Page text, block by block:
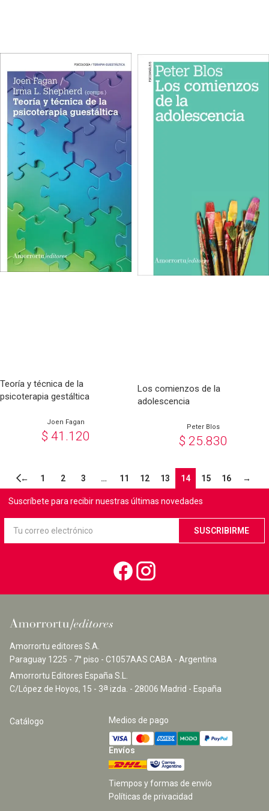
Teoría y técnica de la
psicoterapia gestáltica
Joen Fagan
$ 41.120
Los comienzos de la
adolescencia
Peter Blos
$ 25.830
← 1 2 3 … 11 12 13 14 15 16 →
Suscríbete para recibir nuestras últimas novedades
Amorrortu editores S.A.
Paraguay 1225 - 7° piso - C1057AAS CABA - Argentina
Amorrortu Editores España S.L.
C/López de Hoyos, 15 - 3a izda. - 28006 Madrid - España
Catálogo Medios de pago
Envíos
Tiempos y formas de envío
Políticas de privacidad